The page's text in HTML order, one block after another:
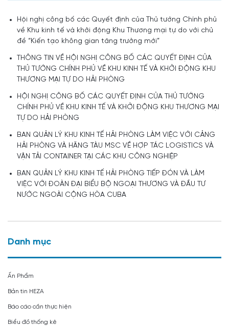
Hội nghị công bố các Quyết định của Thủ tướng Chính phủ
về Khu kinh tế và khởi động Khu Thương mại tự do với chủ
đề “Kiến tạo không gian tăng trưởng mới”
THÔNG TIN VỀ HỘI NGHỊ CÔNG BỐ CÁC QUYẾT ĐỊNH CỦA
THỦ TƯỚNG CHÍNH PHỦ VỀ KHU KINH TẾ VÀ KHỞI ĐỘNG KHU
THƯƠNG MẠI TỰ DO HẢI PHÒNG
HỘI NGHỊ CÔNG BỐ CÁC QUYẾT ĐỊNH CỦA THỦ TƯỚNG
CHÍNH PHỦ VỀ KHU KINH TẾ VÀ KHỞI ĐỘNG KHU THƯƠNG MẠI
TỰ DO HẢI PHÒNG
BAN QUẢN LÝ KHU KINH TẾ HẢI PHÒNG LÀM VIỆC VỚI CẢNG
HẢI PHÒNG VÀ HÃNG TÀU MSC VỀ HỢP TÁC LOGISTICS VÀ
VẬN TẢI CONTAINER TẠI CÁC KHU CÔNG NGHIỆP
BAN QUẢN LÝ KHU KINH TẾ HẢI PHÒNG TIẾP ĐÓN VÀ LÀM
VIỆC VỚI ĐOÀN ĐẠI BIỂU BỘ NGOẠI THƯƠNG VÀ ĐẦU TƯ
NƯỚC NGOÀI CỘNG HÒA CUBA
Danh mục
Ấn Phẩm
Bản tin HEZA
Báo cáo cần thực hiện
Biểu đồ thống kê